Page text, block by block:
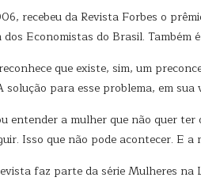
recebeu da Revista Forbes o
dos Economistas do Brasil. Também
que existe, sim, um
solução para esse problema, em
entender a mulher que não quer
Isso que não pode acontecer. E
faz parte da série Mulheres na